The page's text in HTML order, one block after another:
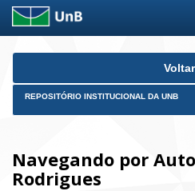
Skip
Voltar
REPOSITÓRIO INSTITUCIONAL DA UNB
Navegando por
Rodrigues